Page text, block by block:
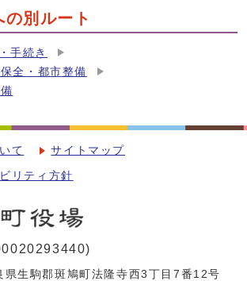
別ルート
手続き
全・都市整備
て サイトマップ
リティ方針
県生駒郡斑鳩町法隆寺西3丁目7番12号